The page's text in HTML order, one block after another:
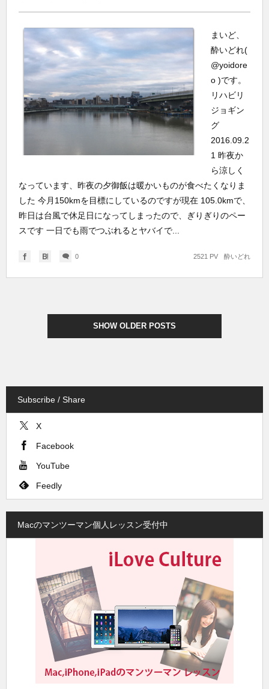
まいど、
酔いどれ(
@yoidore
o )です。
リハビリ
ジョギン
グ
2016.09.2
1 昨夜か
ら涼しく
なっています、昨夜の夕御飯は暖かいものが食べたくなりま
した 今月150kmを目標にしているのですが現在 105.0kmで、
昨日は台風で休足日になってしまったので、ぎりぎりのペー
スです 一日でも雨でつぶれるとヤバイで...
0 酔いどれ
2521 PV
SHOW OLDER POSTS
Subscribe / Share
X
Facebook
YouTube
Feedly
Macのマンツーマン個人レッスン受付中